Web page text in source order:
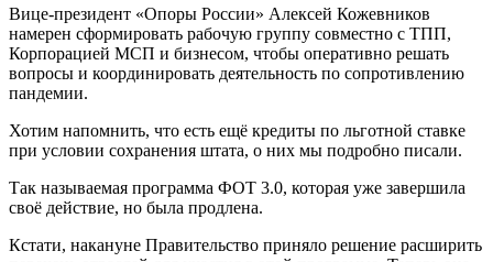
Вице-президент «Опоры России» Алексей Кожевников
намерен сформировать рабочую группу совместно с ТПП,
Корпорацией МСП и бизнесом, чтобы оперативно решать
вопросы и координировать деятельность по сопротивлению
пандемии.
Хотим напомнить, что есть ещё кредиты по льготной ставке
при условии сохранения штата, о них мы подробно писали.
Так называемая программа ФОТ 3.0, которая уже завершила
своё действие, но была продлена.
Кстати, накануне Правительство приняло решение расширить